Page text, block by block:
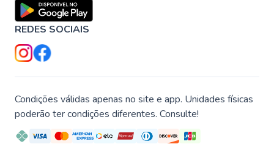
REDES SOCIAIS
Condições válidas apenas no site e app. Unidades físicas
poderão ter condições diferentes. Consulte!